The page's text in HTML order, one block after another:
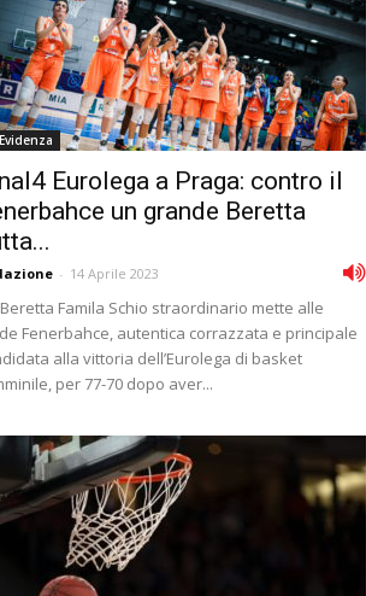
Eurolega a Praga: contro il
un grande Beretta
- 14 Aprile 2023
Famila Schio straordinario mette alle
Fenerbahce, autentica corrazzata e principale
alla vittoria dell’Eurolega di basket
per 77-70 dopo aver...